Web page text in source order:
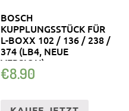
BOSCH
KUPPLUNGSSTÜCK FÜR
L-BOXX 102 / 136 / 238 /
374 (LB4, NEUE
VERSION)
€8.90